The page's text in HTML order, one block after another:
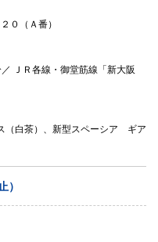
０（Ａ番）
ＪＲ各線・御堂筋線「新大阪
（白茶）、新型スペーシア ギア
）